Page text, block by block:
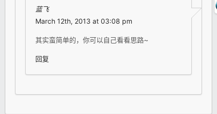
蓝飞
March 12th, 2013 at 03:08 pm
其实蛮简单的，你可以自己看看思路~
回复